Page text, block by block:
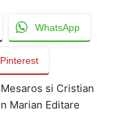
WhatsApp
Pinterest
si Cristian
Marian Editare